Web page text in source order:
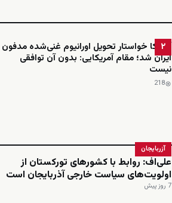
۲
آمریکا خواستار تحویل اورانیوم غنی‌شده مدفون
ایران شد؛ مقام آمریکایی: بدون آن توافقی
نیست
218
آزربایجان
علی‌اف: روابط با کشورهای تورکستان از
اولویت‌های سیاست خارجی آذربایجان است
7 روز پیش